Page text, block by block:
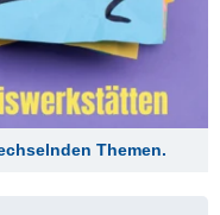
Themen.